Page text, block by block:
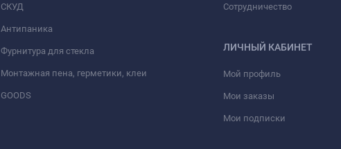
СКУД
Антипаника
Фурнитура для стекла
Монтажная пена, герметики, клеи
GOODS
Сотрудничество
ЛИЧНЫЙ КАБИНЕТ
Мой профиль
Мои заказы
Мои подписки